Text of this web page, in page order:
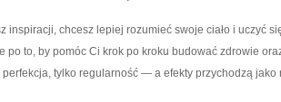
inspiracji, chcesz lepiej rozumieć swoje ciało i uczyć
po to, by pomóc Ci krok po kroku budować zdrowie
tylko regularność — a efekty przychodzą jako